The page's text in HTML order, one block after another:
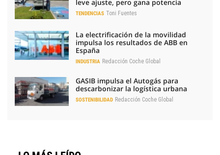
leve ajuste, pero gana potencia
TENDENCIAS Toni Fuentes
La electrificación de la movilidad
impulsa los resultados de ABB en
España
INDUSTRIA Redacción Coche Global
GASIB impulsa el Autogás para
descarbonizar la logística urbana
SOSTENIBILIDAD Redacción Coche Global